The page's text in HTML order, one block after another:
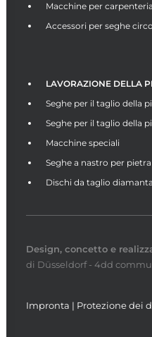
Macchine per carpenteria
Accessori per seghe
LAVORAZIONE DELLA
Seghe per il taglio della
Seghe per il taglio della
Macchine speciali
Seghe a nastro per pietra
Dischi da taglio
Design, concetto e
di Düsseldorf - 4dd
Impronta | Protezione dei